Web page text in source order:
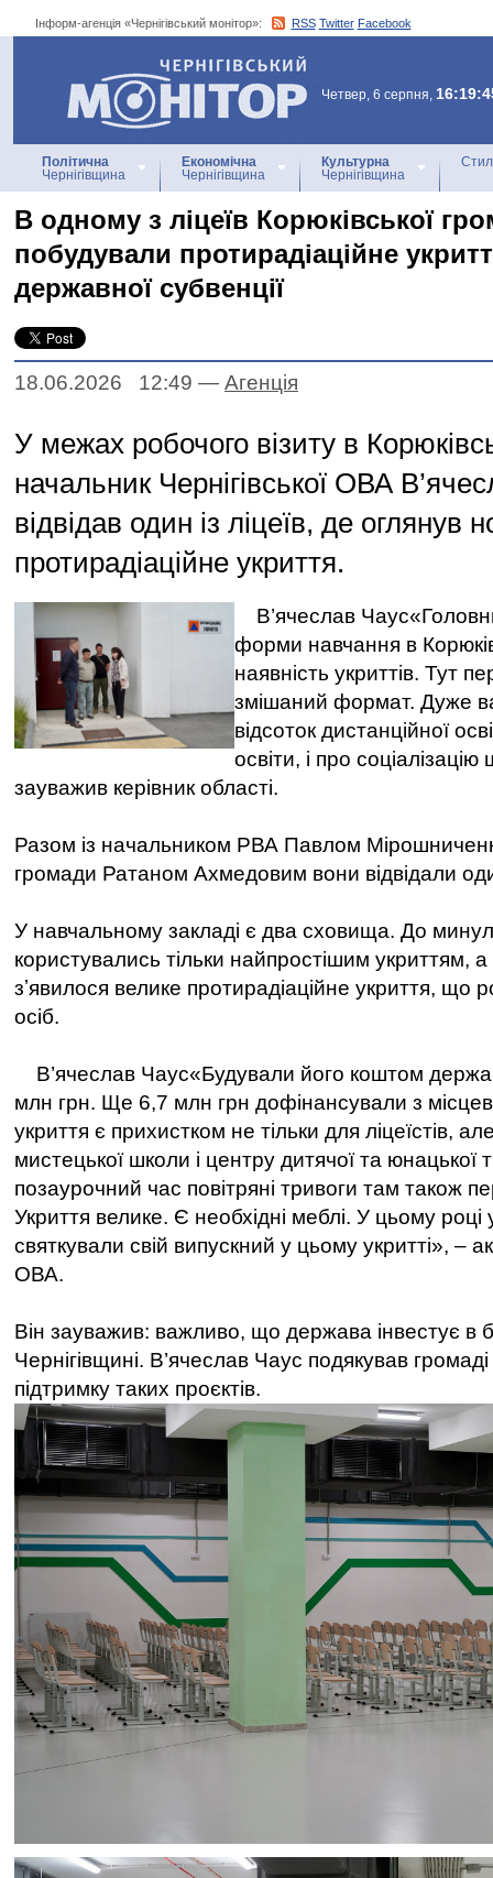
Інформ-агенція «Чернігівський монітор»: RSS Twitter Facebook
Інформ-агенція
«Чернігівський монітор»
Четвер, 6 серпня,
Політична
Чернігівщина
Економічна
Чернігівщина
Культурна
Чернігівщина
В одному з ліцеїв Корюківської
побудували протирадіаційне
державної субвенції
18.06.2026 12:49 — Агенцiя
У межах робочого візиту в
начальник Чернігівської ОВА
відвідав один із ліцеїв, де оглянув
протирадіаційне укриття.
В’ячеслав
форми навчання в
наявність укриттів. Тут
змішаний формат. Дуже
відсоток дистанційної
освіти, і про
зауважив керівник області.
Разом із начальником РВА Павлом
громади Ратаном Ахмедовим вони відвідали
У навчальному закладі є два сховища. До
користувались тільки найпростішим укриттям,
зʼявилося велике протирадіаційне укриття, що
осіб.
В’ячеслав Чаус«Будували його коштом
млн грн. Ще 6,7 млн грн дофінансували з
укриття є прихистком не тільки для ліцеїстів,
мистецької школи і центру дитячої та юнацької
позаурочний час повітряні тривоги там також
Укриття велике. Є необхідні меблі. У цьому році
святкували свій випускний у цьому укритті», –
ОВА.
Він зауважив: важливо, що держава інвестує в
Чернігівщині. В’ячеслав Чаус подякував
підтримку таких проєктів.